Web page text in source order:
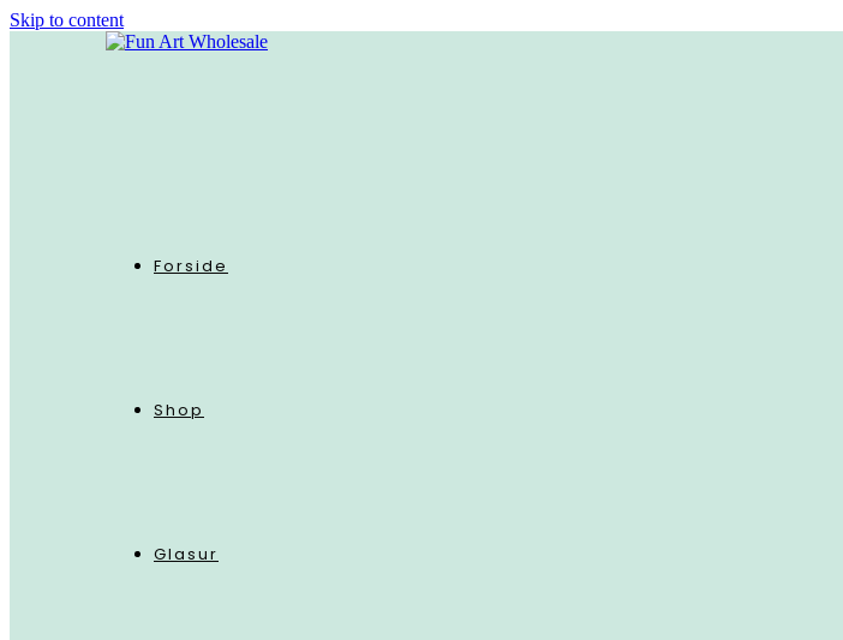
Skip to content
Forside
Shop
Glasur